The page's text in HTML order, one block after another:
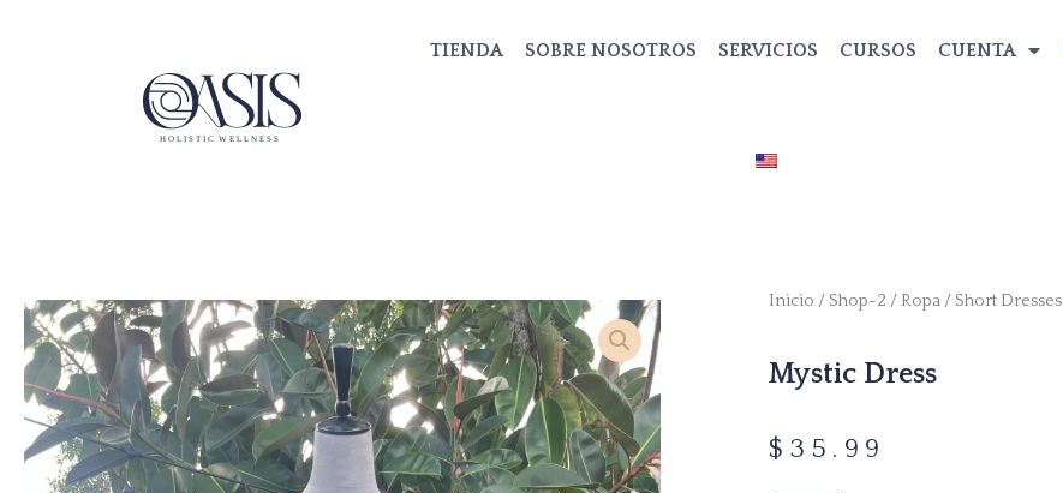
TIENDA SOBRE NOSOTROS SERVICIOS CURSOS CUENTA
Inicio /Shop-2 / Ropa /Short Dresses
Mystic Dress
$ 35.99